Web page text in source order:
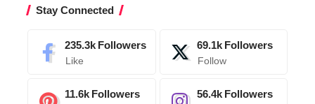
Stay Connected
235.3k Followers
Like
69.1k Followers
Follow
11.6k Followers 56.4k Followers